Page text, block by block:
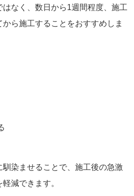
なく、数日から1週間程度、施工
ら施工することをおすすめしま
染ませることで、施工後の急激
減できます。